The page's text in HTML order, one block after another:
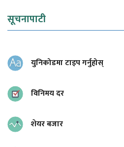
सूचनापाटी
युनिकोडमा टाइप गर्नुहोस्
विनिमय दर
शेयर बजार